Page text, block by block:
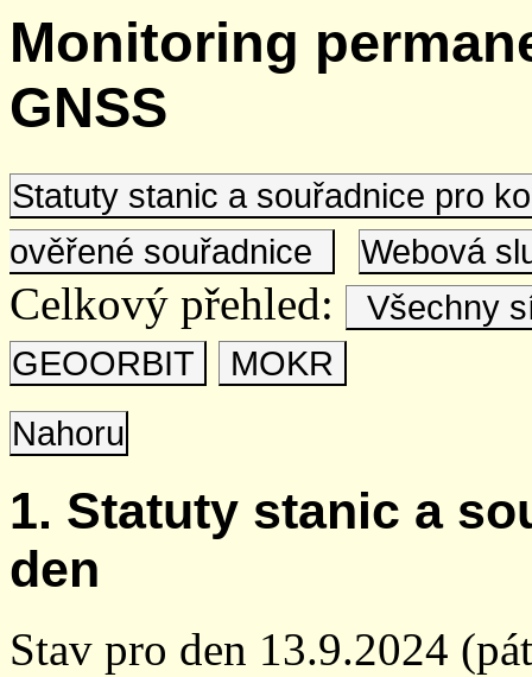
Monitoring
GNSS
Statuty stanic a souřadnice pro
ověřené souřadnice
Webová
Celkový přehled:
Všechny
GEOORBIT
MOKR
Nahoru
1. Statuty stanic a
den
Stav pro den 13.9.2024